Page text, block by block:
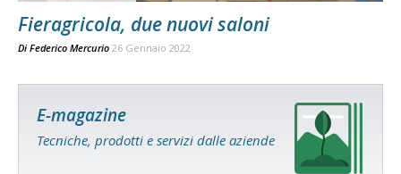
Fieragricola, due nuovi saloni
Di Federico Mercurio 26 Gennaio 2022
E-magazine
Tecniche, prodotti e servizi dalle aziende